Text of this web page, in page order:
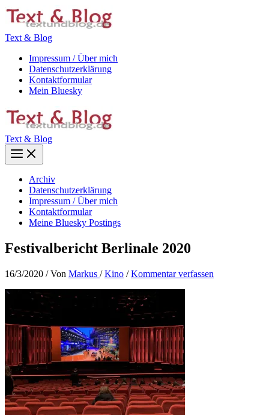
Zum
Inhalt
Text & Blog
Impressum / Über mich
Datenschutzerklärung
Kontaktformular
Mein Bluesky
Text & Blog
Main
Menu
Archiv
Datenschutzerklärung
Impressum / Über mich
Kontaktformular
Meine Bluesky Postings
Festivalbericht Berlinale 2020
16/3/2020 / Von Markus /Kino /Kommentar verfassen